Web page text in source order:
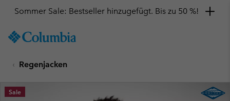
TO
SKIP
MAIN
NAV
Sommer Sale: Bestseller hinzugefügt. Bis zu 50 %!
Regenjacken
Sale